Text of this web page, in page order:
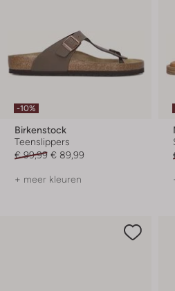
-10%
Birkenstock
Teenslippers
€ 99,99 € 89,99
+ meer kleuren